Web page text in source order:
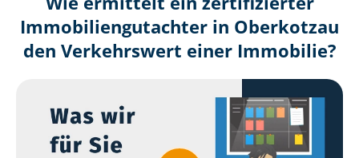
Immobilien­gutachter in Oberkotzau
den Verkehrswert einer Immobilie?